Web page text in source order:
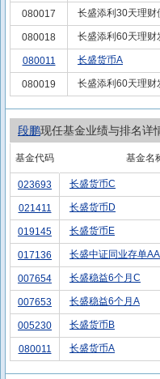
080017 长盛添利30天理财
080018 长盛添利60天理财
080011 长盛货币A
080019 长盛添利60天理财
段鹏现任基金业绩与排名详
基金代码 基金名
023693 长盛货币C
021411 长盛货币D
019145 长盛货币E
017136 长盛中证同业存单
007654 长盛稳益6个月C
007653 长盛稳益6个月A
005230 长盛货币B
080011 长盛货币A